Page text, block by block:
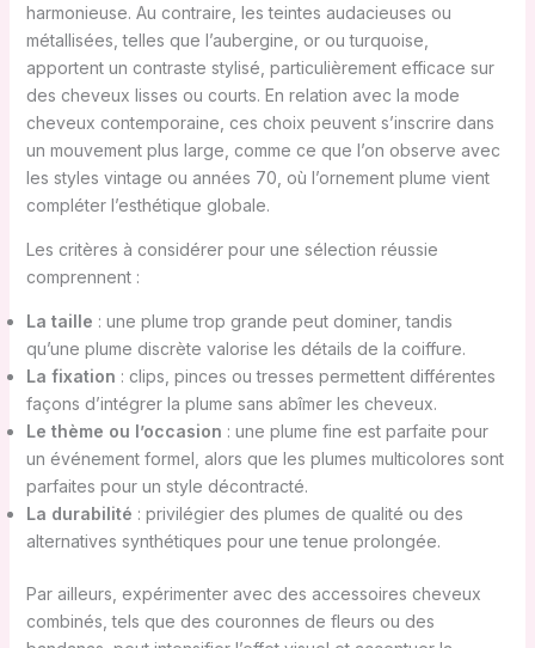
harmonieuse. Au contraire, les teintes audacieuses ou
métallisées, telles que l’aubergine, or ou turquoise,
apportent un contraste stylisé, particulièrement efficace sur
des cheveux lisses ou courts. En relation avec la mode
cheveux contemporaine, ces choix peuvent s’inscrire dans
un mouvement plus large, comme ce que l’on observe avec
les styles vintage ou années 70, où l’ornement plume vient
compléter l’esthétique globale.
Les critères à considérer pour une sélection réussie
comprennent :
La taille : une plume trop grande peut dominer, tandis
qu’une plume discrète valorise les détails de la coiffure.
La fixation : clips, pinces ou tresses permettent différentes
façons d’intégrer la plume sans abîmer les cheveux.
Le thème ou l’occasion : une plume fine est parfaite pour
un événement formel, alors que les plumes multicolores sont
parfaites pour un style décontracté.
La durabilité : privilégier des plumes de qualité ou des
alternatives synthétiques pour une tenue prolongée.
Par ailleurs, expérimenter avec des accessoires cheveux
combinés, tels que des couronnes de fleurs ou des